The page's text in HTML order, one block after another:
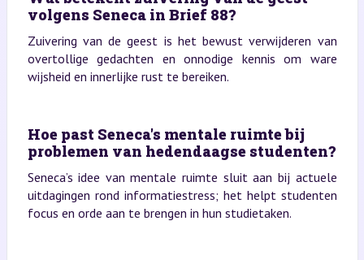
volgens Seneca in Brief 88?
Zuivering van de geest is het bewust verwijderen van
overtollige gedachten en onnodige kennis om ware
wijsheid en innerlijke rust te bereiken.
Hoe past Seneca's mentale ruimte bij
problemen van hedendaagse studenten?
Seneca’s idee van mentale ruimte sluit aan bij actuele
uitdagingen rond informatiestress; het helpt studenten
focus en orde aan te brengen in hun studietaken.